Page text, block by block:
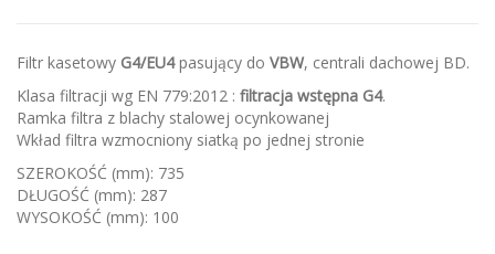
Filtr kasetowy G4/EU4pasujący do VBW, centrali dachowej BD.
Klasa filtracji wg EN 779:2012 : filtracja wstępna G4.
Ramka filtra z blachy stalowej ocynkowanej
Wkład filtra wzmocniony siatką po jednej stronie
SZEROKOŚĆ (mm): 735
DŁUGOŚĆ (mm): 287
WYSOKOŚĆ (mm): 100